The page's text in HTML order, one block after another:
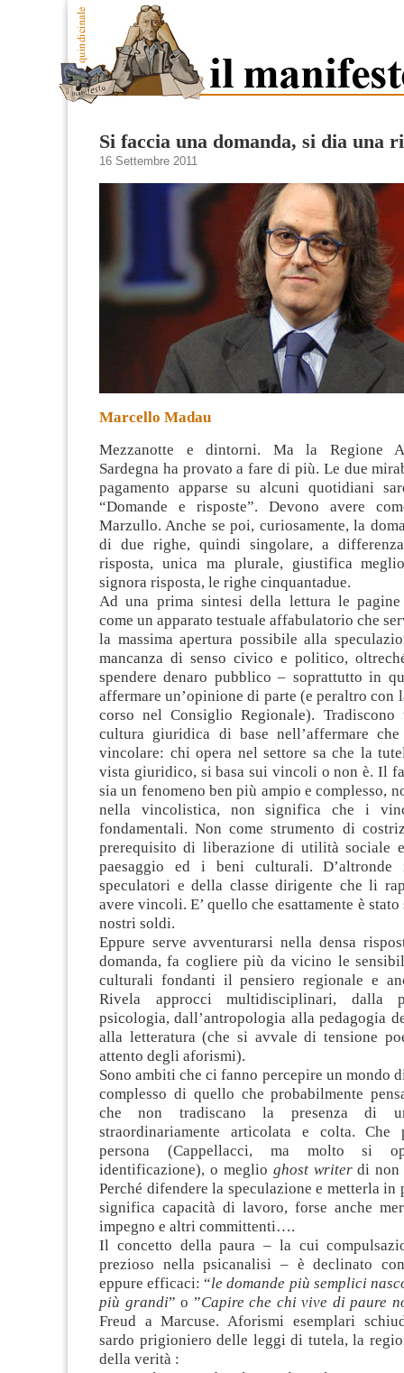
Si faccia una domanda, si dia una
16 Settembre 2011
Marcello Madau
Mezzanotte e dintorni. Ma la Regione
Sardegna ha provato a fare di più. Le due
pagamento apparse su alcuni quotidiani
“Domande e risposte”. Devono avere
Marzullo. Anche se poi, curiosamente, la
di due righe, quindi singolare, a
risposta, unica ma plurale, giustifica
signora risposta, le righe cinquantadue.
Ad una prima sintesi della lettura le pagine
come un apparato testuale affabulatorio che
la massima apertura possibile alla
mancanza di senso civico e politico,
spendere denaro pubblico – soprattutto in
affermare un’opinione di parte (e peraltro con
corso nel Consiglio Regionale). Tradiscono
cultura giuridica di base nell’affermare
vincolare: chi opera nel settore sa che la
vista giuridico, si basa sui vincoli o non è. Il
sia un fenomeno ben più ampio e complesso,
nella vincolistica, non significa che i
fondamentali. Non come strumento di
prerequisito di liberazione di utilità sociale
paesaggio ed i beni culturali.
speculatori e della classe dirigente che li
avere vincoli. E’ quello che esattamente è
nostri soldi.
Eppure serve avventurarsi nella densa
domanda, fa cogliere più da vicino le
culturali fondanti il pensiero regionale e
Rivela approcci multidisciplinari, dalla
psicologia, dall’antropologia alla pedagogia
alla letteratura (che si avvale di tensione
attento degli aforismi).
Sono ambiti che ci fanno percepire un mondo
complesso di quello che probabilmente
che non tradiscano la presenza di
straordinariamente articolata e colta.
persona (Cappellacci, ma molto si
identificazione), o meglio ghost writerdi non
Perché difendere la speculazione e metterla in
significa capacità di lavoro, forse anche
impegno e altri committenti….
Il concetto della paura – la cui
prezioso nella psicanalisi – è declinato
eppure efficaci: “le domande più semplici
più grandi” o ”Capire che chi vive di paure
Freud a Marcuse. Aforismi esemplari
sardo prigioniero delle leggi di tutela, la
della verità :